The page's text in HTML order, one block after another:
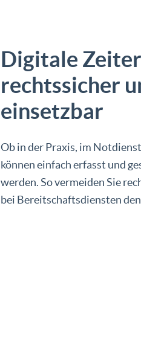
Digitale
rechtssicher
einsetzbar
Ob in der Praxis, im
können einfach erfasst und
werden. So vermeiden Sie
bei Bereitschaftsdiensten